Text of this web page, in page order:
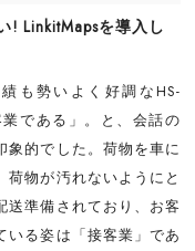
! LinkitMapsを導入し
も勢いよく好調なHS-
である」。と、会話の
象的でした。荷物を車に
物が汚れないようにと
送準備されており、お客
いる姿は「接客業」であ